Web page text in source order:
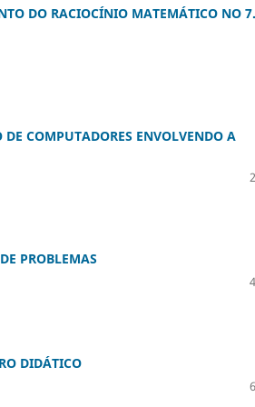
DO RACIOCÍNIO MATEMÁTICO NO
COMPUTADORES ENVOLVENDO A
PROBLEMAS
DIDÁTICO